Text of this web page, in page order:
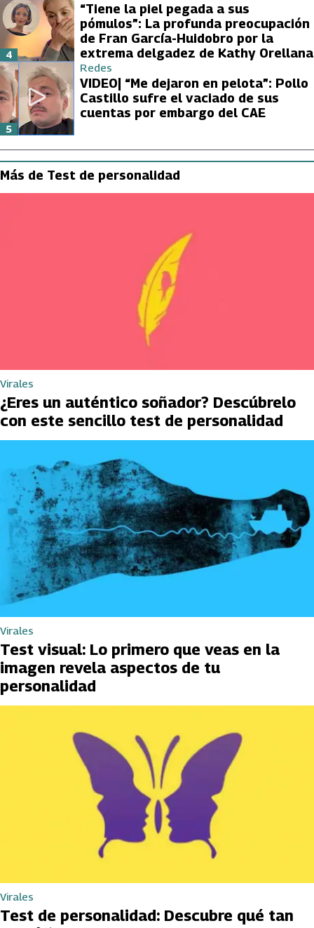
“Tiene la piel pegada a sus
pómulos”: La profunda preocupación
de Fran García-Huidobro por la
extrema delgadez de Kathy Orellana
4
Redes
VIDEO| “Me dejaron en pelota”: Pollo
Castillo sufre el vaciado de sus
cuentas por embargo del CAE
5
Más de Test de personalidad
Virales
¿Eres un auténtico soñador? Descúbrelo
con este sencillo test de personalidad
Virales
Test visual: Lo primero que veas en la
imagen revela aspectos de tu
personalidad
Virales
Test de personalidad: Descubre qué tan